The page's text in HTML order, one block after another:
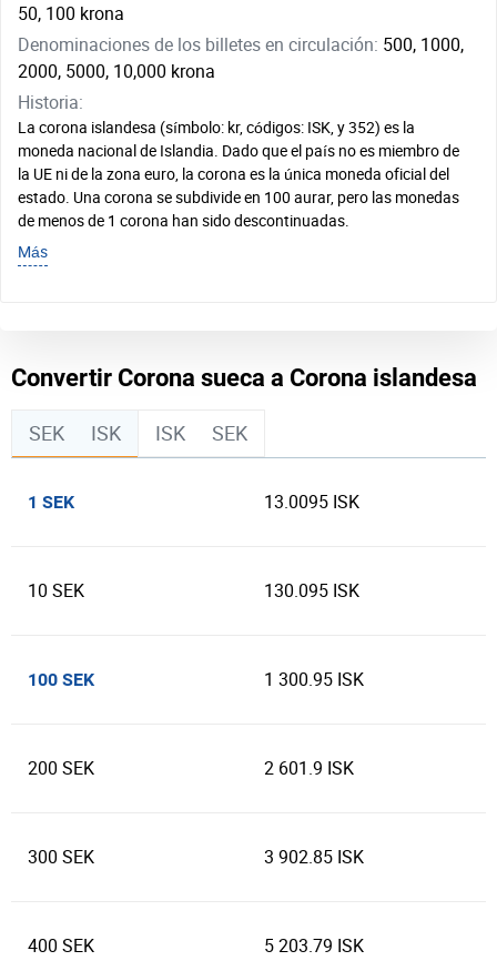
50, 100 krona
Denominaciones de los billetes en circulación: 500, 1000,
2000, 5000, 10,000 krona
Historia:
La corona islandesa (símbolo: kr, códigos: ISK, y 352) es la
moneda nacional de Islandia. Dado que el país no es miembro de
la UE ni de la zona euro, la corona es la única moneda oficial del
estado. Una corona se subdivide en 100 aurar, pero las monedas
de menos de 1 corona han sido descontinuadas.
Más
Convertir Corona sueca a Corona islandesa
SEK ISK ISK SEK
1 SEK 13.0095 ISK
10 SEK 130.095 ISK
100 SEK 1 300.95 ISK
200 SEK 2 601.9 ISK
300 SEK 3 902.85 ISK
400 SEK 5 203.79 ISK